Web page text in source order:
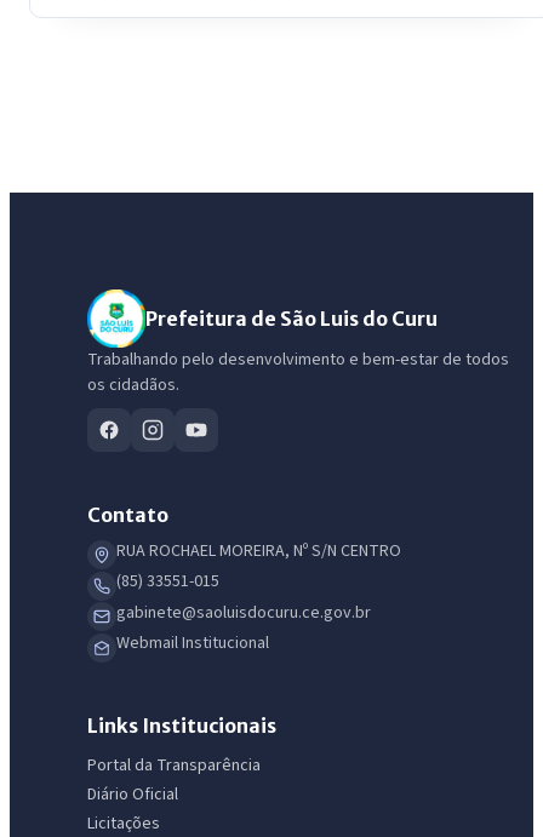
Prefeitura de São Luis do Curu
Trabalhando pelo desenvolvimento e bem-estar de todos
os cidadãos.
Contato
RUA ROCHAEL MOREIRA, Nº S/N CENTRO
(85) 33551-015
gabinete@saoluisdocuru.ce.gov.br
Webmail Institucional
Links Institucionais
Portal da Transparência
Diário Oficial
Licitações